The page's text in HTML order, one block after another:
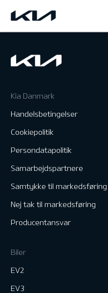
Kia Danmark
Handelsbetingelser
Cookiepolitik
Persondatapolitik
Samarbejdspartnere
Samtykke til markedsføring
Nej tak til markedsføring
Producentansvar
Biler
EV2
EV3